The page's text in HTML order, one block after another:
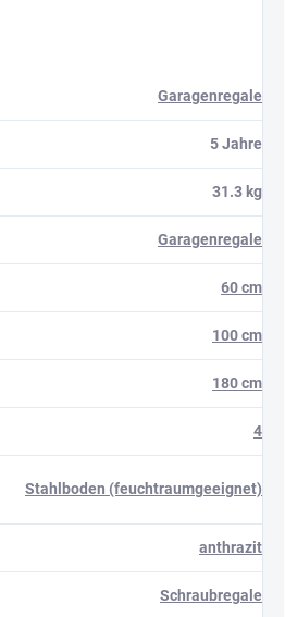
Garagenregale
5 Jahre
31.3 kg
Garagenregale
60 cm
100 cm
180 cm
4
Stahlboden (feuchtraumgeeignet)
anthrazit
Schraubregale